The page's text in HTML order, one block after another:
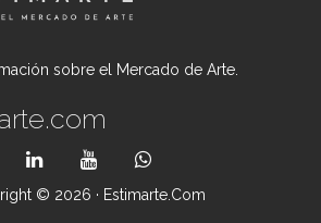
sobre el Mercado de Arte.
© 2026 · Estimarte.com